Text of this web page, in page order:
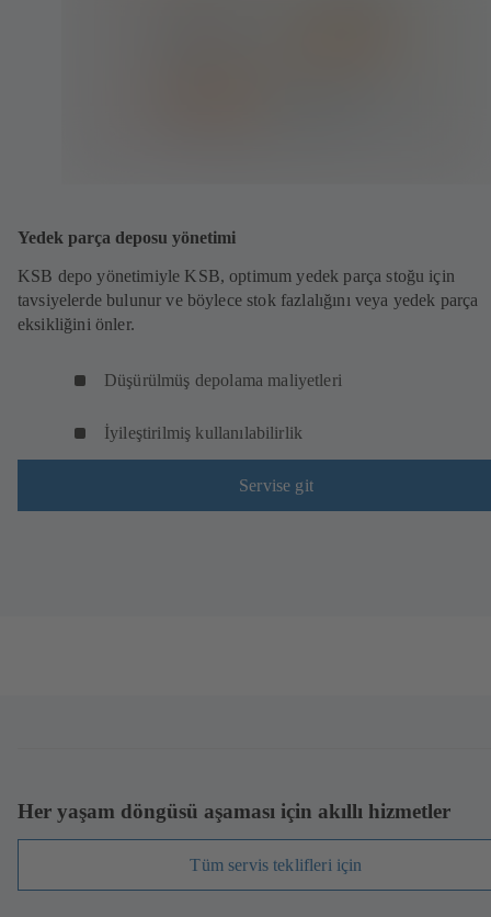
Yedek parça deposu yönetimi
KSB depo yönetimiyle KSB, optimum yedek parça stoğu için
tavsiyelerde bulunur ve böylece stok fazlalığını veya yedek parça
eksikliğini önler.
Düşürülmüş depolama maliyetleri
İyileştirilmiş kullanılabilirlik
Servise git
Her yaşam döngüsü aşaması için akıllı hizmetler
Tüm servis teklifleri için